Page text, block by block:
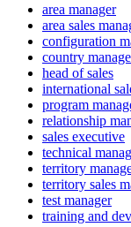
area manager
area sales
configuration
country
head of sales
international
program
relationship
sales executive
technical
territory
territory sales
test manager
training and